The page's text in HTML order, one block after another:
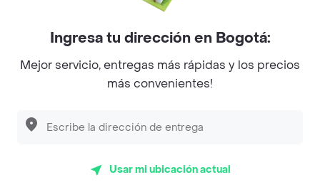
Sobre Rappi
Facebook
Twitter
Instagram
©2026Rappi Inc. All rights reserved.
Ingresa tu dirección en Bogotá:
Mejor servicio, entregas más rápidas y los precios
más convenientes!
Usar mi ubicación actual